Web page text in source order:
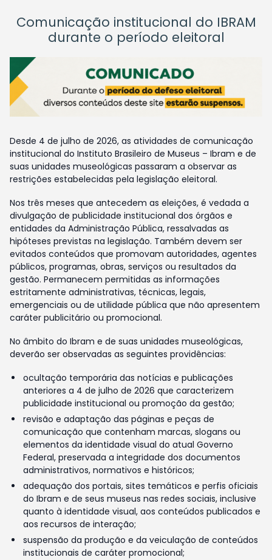
Comunicação institucional do IBRAM
durante o período eleitoral
Desde 4 de julho de 2026, as atividades de comunicação
institucional do Instituto Brasileiro de Museus – Ibram e de
suas unidades museológicas passaram a observar as
restrições estabelecidas pela legislação eleitoral.
Nos três meses que antecedem as eleições, é vedada a
divulgação de publicidade institucional dos órgãos e
entidades da Administração Pública, ressalvadas as
hipóteses previstas na legislação. Também devem ser
evitados conteúdos que promovam autoridades, agentes
públicos, programas, obras, serviços ou resultados da
gestão. Permanecem permitidas as informações
estritamente administrativas, técnicas, legais,
emergenciais ou de utilidade pública que não apresentem
caráter publicitário ou promocional.
No âmbito do Ibram e de suas unidades museológicas,
deverão ser observadas as seguintes providências:
ocultação temporária das notícias e publicações
anteriores a 4 de julho de 2026 que caracterizem
publicidade institucional ou promoção da gestão;
revisão e adaptação das páginas e peças de
comunicação que contenham marcas, slogans ou
elementos da identidade visual do atual Governo
Federal, preservada a integridade dos documentos
administrativos, normativos e históricos;
adequação dos portais, sites temáticos e perfis oficiais
do Ibram e de seus museus nas redes sociais, inclusive
quanto à identidade visual, aos conteúdos publicados e
aos recursos de interação;
suspensão da produção e da veiculação de conteúdos
institucionais de caráter promocional;